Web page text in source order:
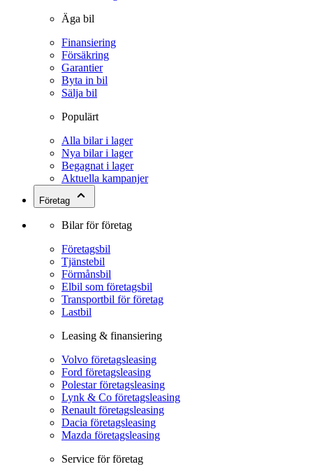
Äga bil
Finansiering
Försäkring
Garantier
Byta in bil
Sälja bil
Populärt
Alla bilar i lager
Nya bilar i lager
Begagnat i lager
Aktuella kampanjer
Företag
Bilar för företag
Företagsbil
Tjänstebil
Förmånsbil
Elbil som företagsbil
Transportbil för företag
Lastbil
Leasing & finansiering
Volvo företagsleasing
Ford företagsleasing
Polestar företagsleasing
Lynk & Co företagsleasing
Renault företagsleasing
Dacia företagsleasing
Mazda företagsleasing
Service för företag